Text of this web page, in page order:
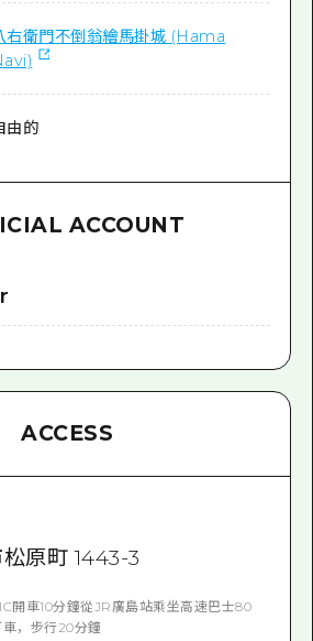
右衛門不倒翁繪馬掛城 (Hama
由的
ACCOUNT
ACCESS
原町 1443-3
開車10分鐘從JR廣島站乘坐高速巴士80
，步行20分鐘